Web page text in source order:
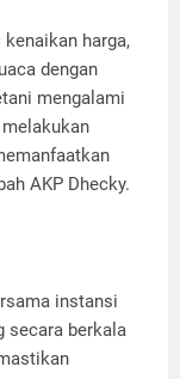
harga,
dengan
mengalami
AKP Dhecky.
instansi
secara berkala